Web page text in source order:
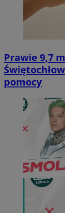
Prawie 9,7
pomocy